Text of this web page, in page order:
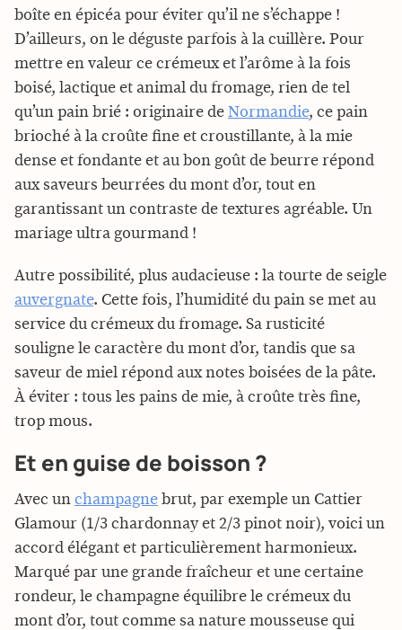
boîte en épicéa pour éviter qu’il ne s’échappe !
D’ailleurs, on le déguste parfois à la cuillère. Pour
mettre en valeur ce crémeux et l’arôme à la fois
boisé, lactique et animal du fromage, rien de tel
qu’un pain brié : originaire de Normandie, ce pain
brioché à la croûte fine et croustillante, à la mie
dense et fondante et au bon goût de beurre répond
aux saveurs beurrées du mont d’or, tout en
garantissant un contraste de textures agréable. Un
mariage ultra gourmand !
Autre possibilité, plus audacieuse : la tourte de seigle
auvergnate. Cette fois, l’humidité du pain se met au
service du crémeux du fromage. Sa rusticité
souligne le caractère du mont d’or, tandis que sa
saveur de miel répond aux notes boisées de la pâte.
À éviter : tous les pains de mie, à croûte très fine,
trop mous.
Et en guise de boisson ?
Avec un champagne brut, par exemple un Cattier
Glamour (1/3 chardonnay et 2/3 pinot noir), voici un
accord élégant et particulièrement harmonieux.
Marqué par une grande fraîcheur et une certaine
rondeur, le champagne équilibre le crémeux du
mont d’or, tout comme sa nature mousseuse qui